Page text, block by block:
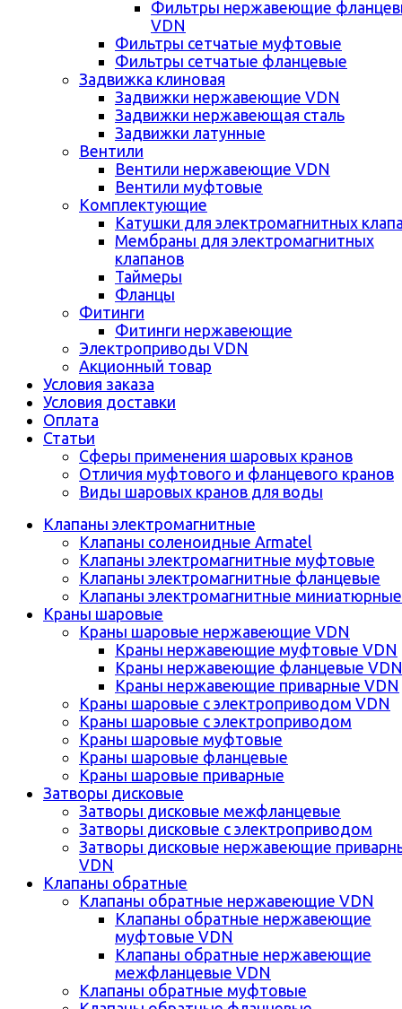
Фильтры нержавеющие
VDN
Фильтры сетчатые муфтовые
Фильтры сетчатые фланцевые
Задвижка клиновая
Задвижки нержавеющие VDN
Задвижки нержавеющая сталь
Задвижки латунные
Вентили
Вентили нержавеющие VDN
Вентили муфтовые
Комплектующие
Катушки для электромагнитных
Мембраны для электромагнитных
клапанов
Таймеры
Фланцы
Фитинги
Фитинги нержавеющие
Электроприводы VDN
Акционный товар
Условия заказа
Условия доставки
Оплата
Статьи
Сферы применения шаровых кранов
Отличия муфтового и фланцевого кранов
Виды шаровых кранов для воды
Клапаны электромагнитные
Клапаны соленоидные Armatel
Клапаны электромагнитные муфтовые
Клапаны электромагнитные фланцевые
Клапаны электромагнитные миниатюрные
Краны шаровые
Краны шаровые нержавеющие VDN
Краны нержавеющие муфтовые VDN
Краны нержавеющие фланцевые VDN
Краны нержавеющие приварные VDN
Краны шаровые с электроприводом VDN
Краны шаровые с электроприводом
Краны шаровые муфтовые
Краны шаровые фланцевые
Краны шаровые приварные
Затворы дисковые
Затворы дисковые межфланцевые
Затворы дисковые с электроприводом
Затворы дисковые нержавеющие
VDN
Клапаны обратные
Клапаны обратные нержавеющие VDN
Клапаны обратные нержавеющие
муфтовые VDN
Клапаны обратные нержавеющие
межфланцевые VDN
Клапаны обратные муфтовые